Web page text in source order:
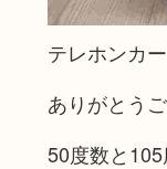
テレホンカ
ありがとう
50度数と105